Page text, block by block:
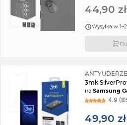
44,90 zł
Wysyłka w
3mk
naSamsung
4.9
49,90 zł